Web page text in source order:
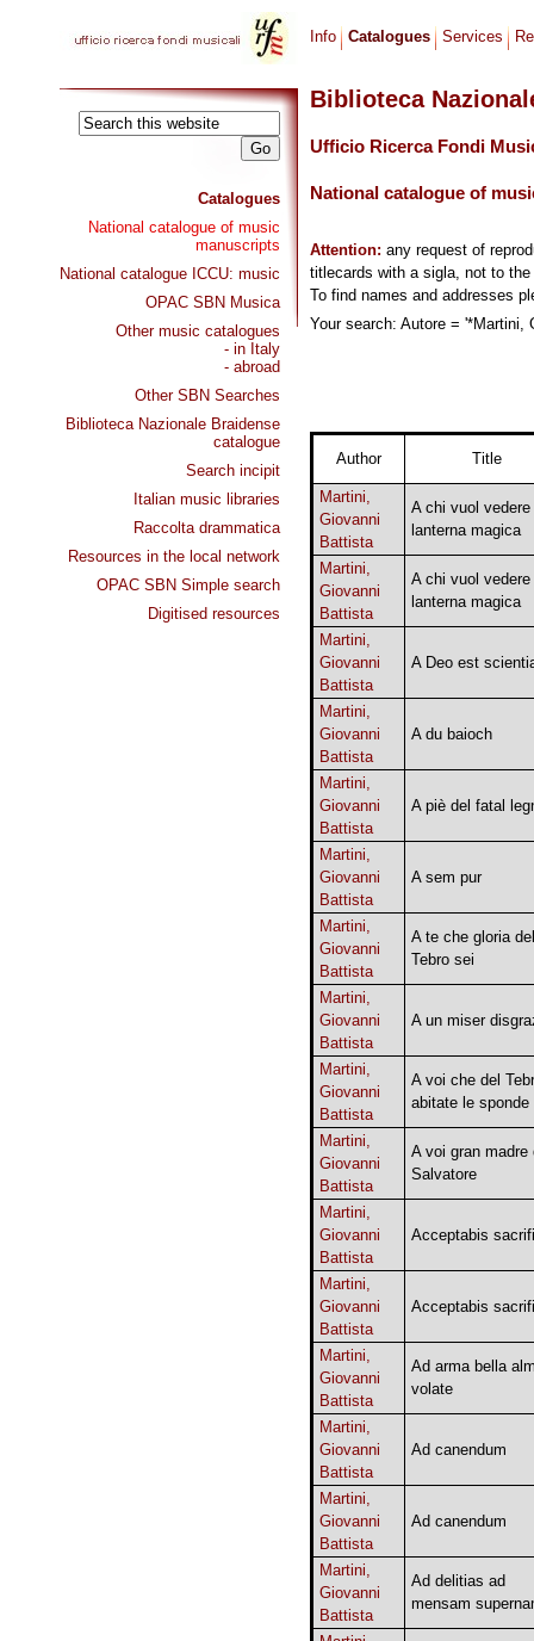
Catalogues
National catalogue of music
manuscripts
National catalogue ICCU: music
OPAC SBN Musica
Other music catalogues
- in Italy
- abroad
Other SBN Searches
Biblioteca Nazionale Braidense
catalogue
Search incipit
Italian music libraries
Raccolta drammatica
Resources in the local network
OPAC SBN Simple search
Digitised resources
Info Catalogues Services
Biblioteca
Ufficio Ricerca Fondi
National catalogue of
Attention: any request of
titlecards with a sigla, not to the
To find names and addresses
Your search: Autore =
Author Title
Martini,
Giovanni
Battista
A chi vuol vedere
lanterna magica
Martini,
Giovanni
Battista
A chi vuol vedere
lanterna magica
Martini,
Giovanni
Battista
A Deo est
Martini,
Giovanni
Battista
A du baioch
Martini,
Giovanni
Battista
A piè del fatal
Martini,
Giovanni
Battista
A sem pur
Martini,
Giovanni
Battista
A te che gloria del
Tebro sei
Martini,
Giovanni
Battista
A un miser
Martini,
Giovanni
Battista
A voi che del
abitate le sponde
Martini,
Giovanni
Battista
A voi gran madre
Salvatore
Martini,
Giovanni
Battista
Acceptabis
Martini,
Giovanni
Battista
Acceptabis
Martini,
Giovanni
Battista
Ad arma bella
volate
Martini,
Giovanni
Battista
Ad canendum
Martini,
Giovanni
Battista
Ad canendum
Martini,
Giovanni
Battista
Ad delitias ad
mensam